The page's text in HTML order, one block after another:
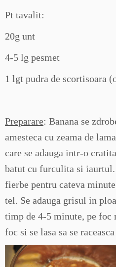
Pt tavalit:
20g unt
4-5 lg pesmet
1 lgt pudra de scortisoara
Preparare: Banana se
amesteca cu zeama de
care se adauga intr-o
batut cu furculita si
fierbe pentru cateva
tel. Se adauga grisul in
timp de 4-5 minute, pe foc
foc si se lasa sa se